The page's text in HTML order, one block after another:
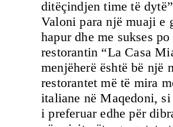
ditëçindjen time të
Valoni para një muaji e
hapur dhe me sukses
restorantin “La Casa
menjëherë është bë një
restorantet më të mira
italiane në Maqedoni,
i preferuar edhe për